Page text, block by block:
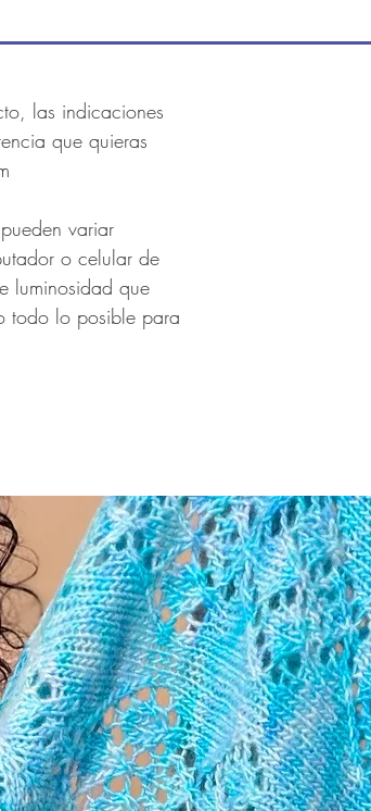
las indicaciones
que quieras
variar
o celular de
luminosidad que
todo lo posible para